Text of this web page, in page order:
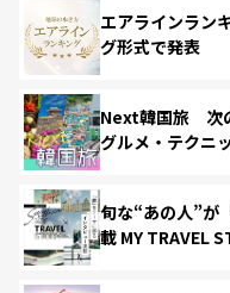
エアラインラン
グ形式で発表
Next韓国旅 次
グルメ・テクニ
旬な“あの人”が
載 MY TRAVEL